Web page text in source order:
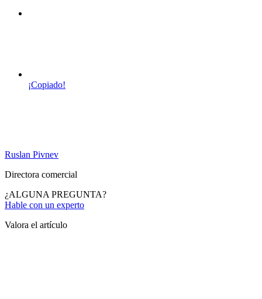
¡Copiado!
Ruslan Pivnev
Directora comercial
¿ALGUNA PREGUNTA?
Hable con un experto
Valora el artículo